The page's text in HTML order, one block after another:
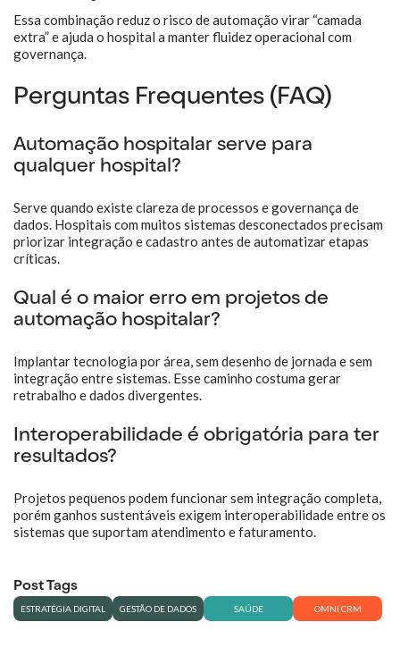
Essa combinação reduz o risco de automação virar “camada
extra” e ajuda o hospital a manter fluidez operacional com
governança.
Perguntas Frequentes (FAQ)
Automação hospitalar serve para
qualquer hospital?
Serve quando existe clareza de processos e governança de
dados. Hospitais com muitos sistemas desconectados precisam
priorizar integração e cadastro antes de automatizar etapas
críticas.
Qual é o maior erro em projetos de
automação hospitalar?
Implantar tecnologia por área, sem desenho de jornada e sem
integração entre sistemas. Esse caminho costuma gerar
retrabalho e dados divergentes.
Interoperabilidade é obrigatória para ter
resultados?
Projetos pequenos podem funcionar sem integração completa,
porém ganhos sustentáveis exigem interoperabilidade entre os
sistemas que suportam atendimento e faturamento.
Post Tags
ESTRATÉGIA DIGITAL GESTÃO DE DADOS SAÚDE OMNI CRM